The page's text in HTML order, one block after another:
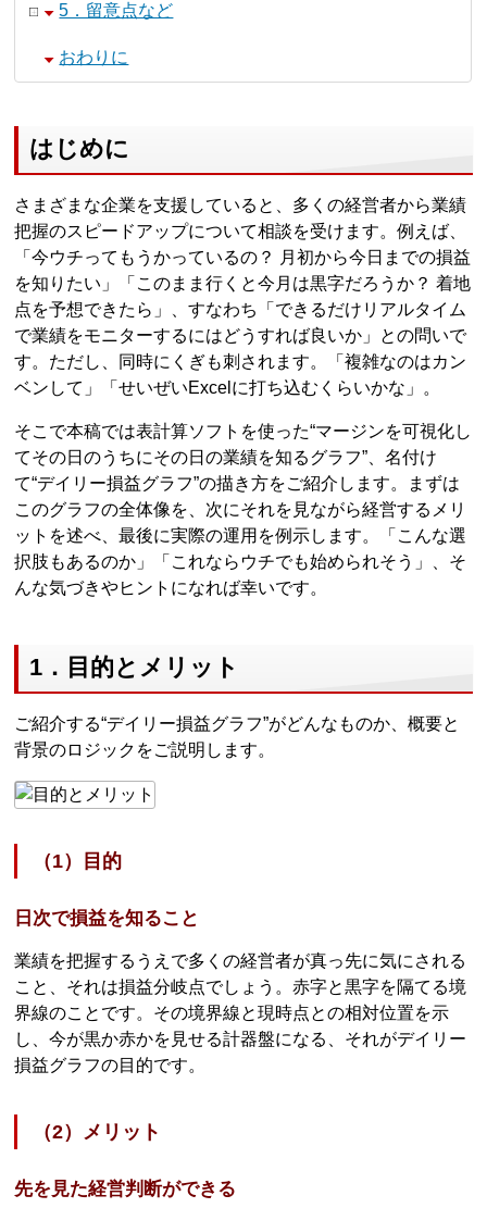
5．留意点など
おわりに
はじめに
さまざまな企業を支援していると、多くの経営者から業績
把握のスピードアップについて相談を受けます。例えば、
「今ウチってもうかっているの？ 月初から今日までの損益
を知りたい」「このまま行くと今月は黒字だろうか？ 着地
点を予想できたら」、すなわち「できるだけリアルタイム
で業績をモニターするにはどうすれば良いか」との問いで
す。ただし、同時にくぎも刺されます。「複雑なのはカン
ベンして」「せいぜいExcelに打ち込むくらいかな」。
そこで本稿では表計算ソフトを使った“マージンを可視化し
てその日のうちにその日の業績を知るグラフ”、名付け
て“デイリー損益グラフ”の描き方をご紹介します。まずは
このグラフの全体像を、次にそれを見ながら経営するメリ
ットを述べ、最後に実際の運用を例示します。「こんな選
択肢もあるのか」「これならウチでも始められそう」、そ
んな気づきやヒントになれば幸いです。
1．目的とメリット
ご紹介する“デイリー損益グラフ”がどんなものか、概要と
背景のロジックをご説明します。
（1）目的
日次で損益を知ること
業績を把握するうえで多くの経営者が真っ先に気にされる
こと、それは損益分岐点でしょう。赤字と黒字を隔てる境
界線のことです。その境界線と現時点との相対位置を示
し、今が黒か赤かを見せる計器盤になる、それがデイリー
損益グラフの目的です。
（2）メリット
先を見た経営判断ができる